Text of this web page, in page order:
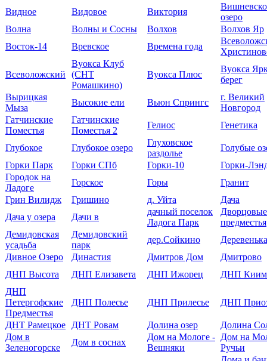
Видное
Видовое Виктория
озеро
Волна
Волны и Сосны Волхов
Волхов Яр
Восток-14
Вревское Времена года
Всеволожский
Вуокса Клуб
(СНТ
Ромашкино)
Вуокса Плюс
Вуокса
берег
Вырицкая
Мыза
Высокие ели Вьюн Спрингс
г. Великий
Новгород
Гатчинские
Поместья
Гатчинские
Поместья 2
Гелиос Генетика
Глубокое Глубокое озеро
Глуховское
раздолье
Голубые
Горки Парк
Горки СПб Горки-10
Горки-
Городок на
Ладоге
Горское Горы
Гранит
Грин Вилидж
Гришино д. Уйта
Дача
Дача у озера
Дачи в
дачный поселок
Ладога Парк
Дворцовые
предместья
Демидовская
усадьба
Демидовский
парк
дер.Сойкино
Деревенька
Дивное Озеро
Династия Дмитров Дом
Дмитрово
ДНП Высота
ДНП Елизавета ДНП Ижорец
ДНП
ДНП
Петергофские
Предместья
ДНП Полесье ДНП Прилесье ДНП
ДНТ Рамецкое ДНТ Ровам Долина озер
Долина
Дом в
Зеленогорске
Дом в соснах
Дом на Мологе -
Вешняки
Дом на
Ручьи